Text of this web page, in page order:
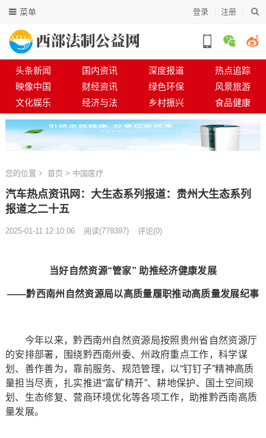
登录 注册
菜单
头条新闻 国内资讯 深度报道
热点追踪
映像中国
财经资讯 绿色环保
风景旅游
文化娱乐
经济与法 乡村振兴 食品健康
您的位置 首页 > 中国医疗
汽车热点资讯网：大生态系列报道：贵州大生态系列
报道之二十五​​​​​​​​​​​​​​​​​​​​​​​​​​​​​​​​​​​​​​​​​​​​​​​​​​​​​​​​​​​​​​​​​​​​​​​
2025-01-11 12:10:06 阅读(778397) 评论(0)
当好自然资源“管家” 助推经济健康发展
——黔西南州自然资源局以高质量履职推动高质量发展纪事
今年以来，黔西南州自然资源局按照贵州省自然资源厅
的安排部署，围绕黔西南州委、州政府重点工作，科学谋
划、善作善为，靠前服务、规范管理，以“钉钉子”精神高质
量担当尽责，扎实推进“富矿精开”、耕地保护、国土空间规
划、生态修复、营商环境优化等各项工作，助推黔西南高质
量发展。